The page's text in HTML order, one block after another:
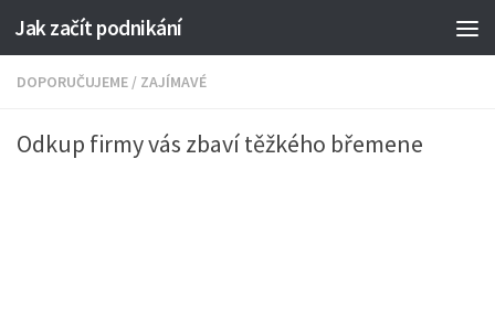
Jak začít podnikání
DOPORUČUJEME / ZAJÍMAVÉ
Odkup firmy vás zbaví těžkého břemene